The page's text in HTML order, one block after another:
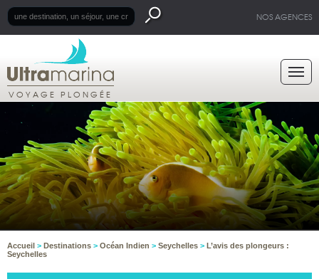
NOS AGENCES
VOYAGE PLONGÉE
Accueil > Destinations > Océan Indien > Seychelles > L’avis des plongeurs :
Seychelles